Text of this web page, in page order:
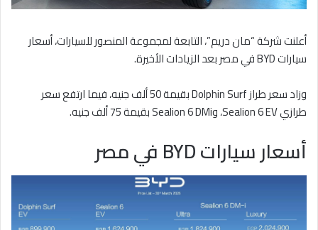
أعلنت شركة “مان دريم”، التابعة لمجموعة المنصور للسيارات، أسعار
سيارات BYD في مصر بعد الزيادات الأخيرة.
وزاد سعر طراز Dolphin Surf بقيمة 50 ألف جنيه، فيما ارتفع سعر
طرازي Sealion 6 EV، وSealion 6 DMi بقيمة 75 ألف جنيه.
أسعار سيارات BYD في مصر